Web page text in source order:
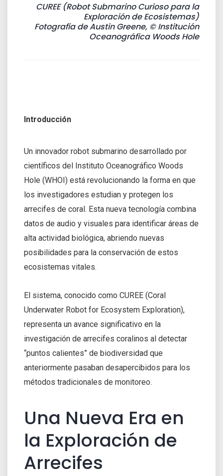
CUREE (Robot Submarino Curioso para la
Exploración de Ecosistemas)
Fotografía de Austin Greene, © Institución
Oceanográfica Woods Hole
Introducción
Un innovador robot submarino desarrollado por
científicos del Instituto Oceanográfico Woods
Hole (WHOI) está revolucionando la forma en que
los investigadores estudian y protegen los
arrecifes de coral. Esta nueva tecnología combina
datos de audio y visuales para identificar áreas de
alta actividad biológica, abriendo nuevas
posibilidades para la conservación de estos
ecosistemas vitales.
El sistema, conocido como CUREE (Coral
Underwater Robot for Ecosystem Exploration),
representa un avance significativo en la
investigación de arrecifes coralinos al detectar
“puntos calientes” de biodiversidad que
anteriormente pasaban desapercibidos para los
métodos tradicionales de monitoreo.
Una Nueva Era en
la Exploración de
Arrecifes